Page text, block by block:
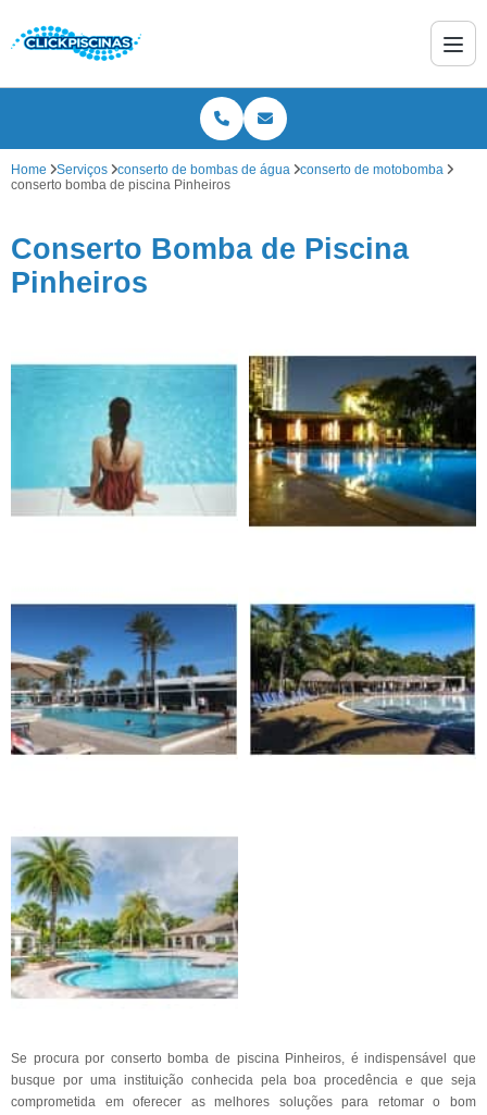
Home Serviços conserto de bombas de água
conserto de motobomba
conserto bomba de piscina Pinheiros
Conserto Bomba de Piscina
Pinheiros
Se procura por conserto bomba de piscina Pinheiros, é indispensável que
busque por uma instituição conhecida pela boa procedência e que seja
comprometida em oferecer as melhores soluções para retomar o bom